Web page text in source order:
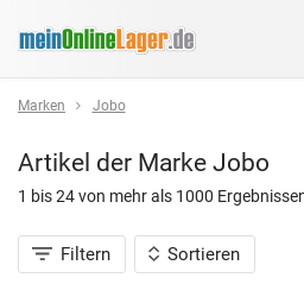
Marken Jobo
Artikel der Marke Jobo
1 bis 24 von mehr als 1000
Filtern Sortieren